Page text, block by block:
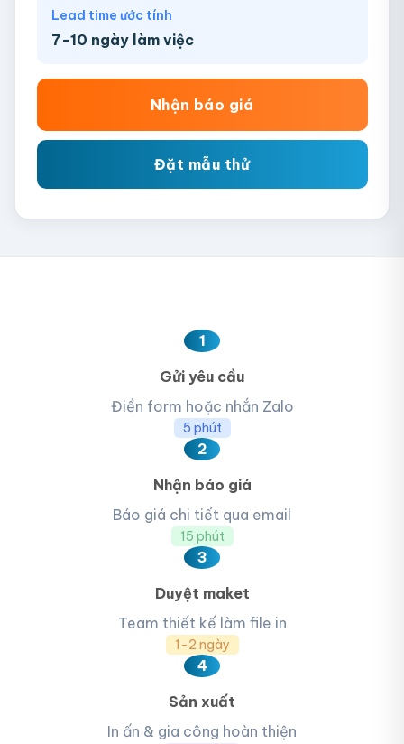
Lead time ước tính
7-10 ngày làm việc
Nhận báo giá
Đặt mẫu thử
1
Gửi yêu cầu
Điền form hoặc nhắn Zalo
5 phút
2
Nhận báo giá
Báo giá chi tiết qua email
15 phút
3
Duyệt maket
Team thiết kế làm file in
1-2 ngày
4
Sản xuất
In ấn & gia công hoàn thiện